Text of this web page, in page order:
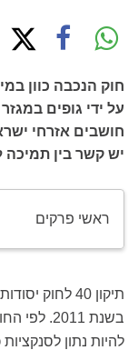
חוק הנכבה כוון
על ידי גופים
חושבים אזרחי
יש קשר בין תמיכה
ראשי פרקים
תיקון 40 לחוק יסודות התקציב, הידוע בכינוי
בשנת
להיות נתון